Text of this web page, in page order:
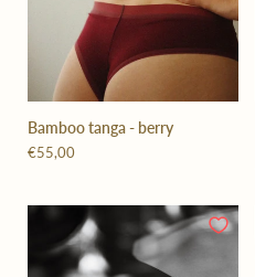
Bamboo tanga - berry
€55,00